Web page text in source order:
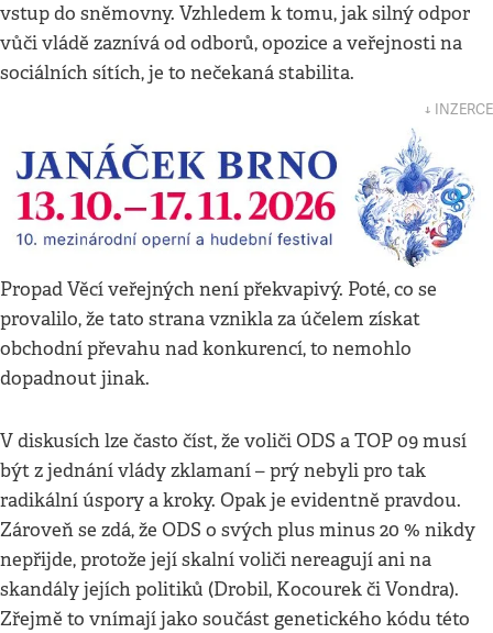
vstup do sněmovny. Vzhledem k tomu, jak silný odpor
vůči vládě zaznívá od odborů, opozice a veřejnosti na
sociálních sítích, je to nečekaná stabilita.
↓ INZERCE
Propad Věcí veřejných není překvapivý. Poté, co se
provalilo, že tato strana vznikla za účelem získat
obchodní převahu nad konkurencí, to nemohlo
dopadnout jinak.
V diskusích lze často číst, že voliči ODS a TOP 09 musí
být z jednání vlády zklamaní – prý nebyli pro tak
radikální úspory a kroky. Opak je evidentně pravdou.
Zároveň se zdá, že ODS o svých plus minus 20 % nikdy
nepřijde, protože její skalní voliči nereagují ani na
skandály jejích politiků (Drobil, Kocourek či Vondra).
Zřejmě to vnímají jako součást genetického kódu této